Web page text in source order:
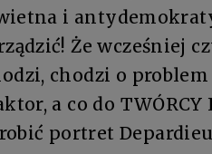
i
Że wcześniej
chodzi o
a co do TWÓRCY
portret